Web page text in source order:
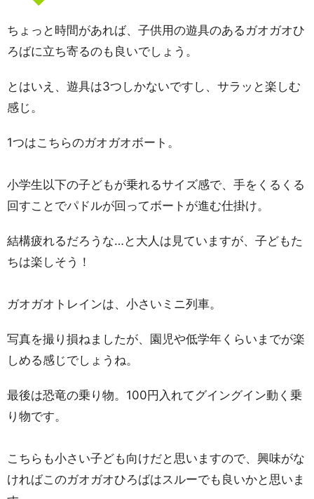
ちょっと時間があれば、子供用の遊具のあるガオガオひ
ろばに立ち寄るのも良いでしょう。
とはいえ、遊具は3つしかないですし、サラッと楽しむ
感じ。
1つはこちらのガオガオボート。
小学生以下の子どもが乗れるサイズ感で、手をくるくる
回すことでパドルが回ってボートが進む仕掛け。
結構疲れるだろうな…と大人は見ていますが、子どもた
ちは楽しそう！
ガオガオトレインは、小さいミニ列車。
写真を撮り損ねましたが、園児や低学年くらいまでが楽
しめる感じでしょうね。
最後は恐竜の乗り物。100円入れてグイングイン動く乗
り物です。
こちらも小さい子ども向けだと思いますので、興味がな
ければこのガオガオひろばはスルーでも良いかと思いま